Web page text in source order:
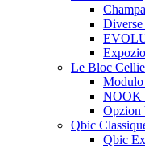
Le Bloc
Modulo
NOOK
Opzion
Qbic
Qbic